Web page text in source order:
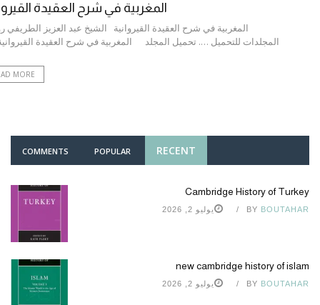
المغربية في شرح العقيدة
المغربية في شرح العقيدة القيروانية الشيخ عبد العزيز الطريفي
المجلدات للتحميل …. تحميل المجلد المغربية في شرح العقيدة
MORE
RECENT
POPULAR
COMMENTS
Cambridge History of Turkey
BY BOUTAHAR يوليو 2, 2026
new cambridge history of islam
BY BOUTAHAR يوليو 2, 2026